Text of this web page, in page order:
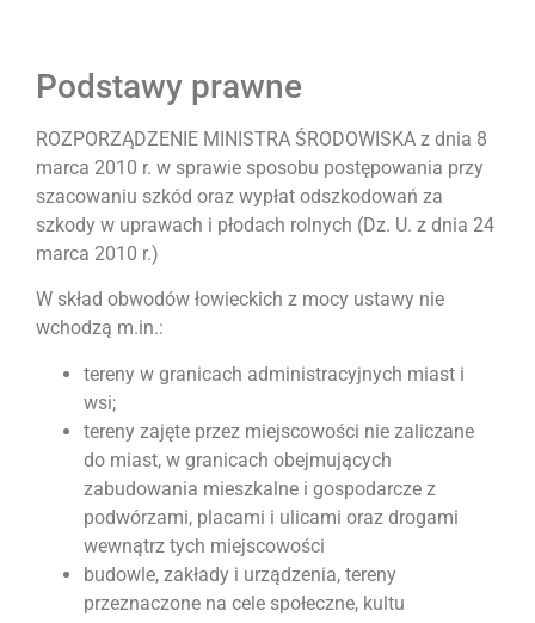
Podstawy prawne
ROZPORZĄDZENIE MINISTRA ŚRODOWISKA z dnia 8
marca 2010 r. w sprawie sposobu postępowania przy
szacowaniu szkód oraz wypłat odszkodowań za
szkody w uprawach i płodach rolnych (Dz. U. z dnia 24
marca 2010 r.)
W skład obwodów łowieckich z mocy ustawy nie
wchodzą m.in.:
tereny w granicach administracyjnych miast i
wsi;
tereny zajęte przez miejscowości nie zaliczane
do miast, w granicach obejmujących
zabudowania mieszkalne i gospodarcze z
podwórzami, placami i ulicami oraz drogami
wewnątrz tych miejscowości
budowle, zakłady i urządzenia, tereny
przeznaczone na cele społeczne, kultu